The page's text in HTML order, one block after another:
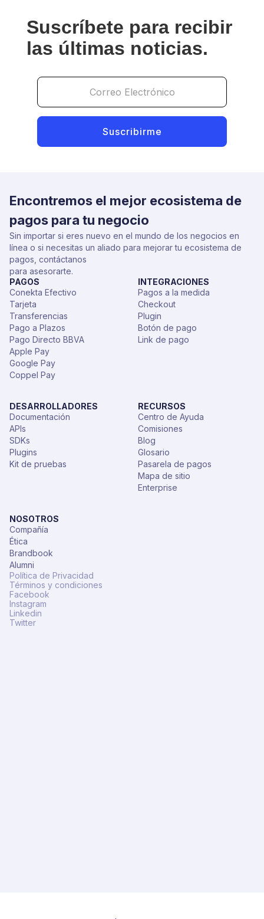
Suscríbete para recibir
las últimas noticias.
Encontremos el mejor ecosistema de
pagos para tu negocio
Sin importar si eres nuevo en el mundo de los negocios en
línea o si necesitas un aliado para mejorar tu ecosistema de
pagos, contáctanos
para asesorarte.
PAGOS
Conekta Efectivo
Tarjeta
Transferencias
Pago a Plazos
Pago Directo BBVA
Apple Pay
Google Pay
Coppel Pay
INTEGRACIONES
Pagos a la medida
Checkout
Plugin
Botón de pago
Link de pago
DESARROLLADORES
Documentación
APIs
SDKs
Plugins
Kit de pruebas
RECURSOS
Centro de Ayuda
Comisiones
Blog
Glosario
Pasarela de pagos
Mapa de sitio
Enterprise
NOSOTROS
Compañía
Ética
Brandbook
Alumni
Política de Privacidad
Términos y condiciones
Facebook
Instagram
Linkedin
Twitter